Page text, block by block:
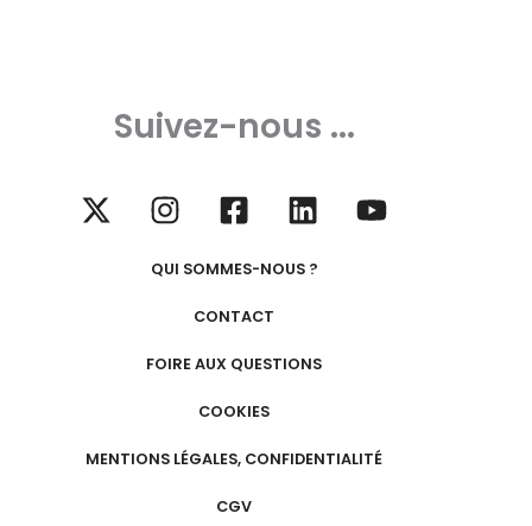
Suivez-nous ...
QUI SOMMES-NOUS ?
CONTACT
FOIRE AUX QUESTIONS
COOKIES
MENTIONS LÉGALES, CONFIDENTIALITÉ
CGV